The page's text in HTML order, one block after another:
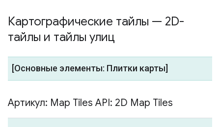
Картографические тайлы — 2D-
тайлы и тайлы улиц
[Основные элементы: Плитки карты]
Артикул: Map Tiles API: 2D Map Tiles